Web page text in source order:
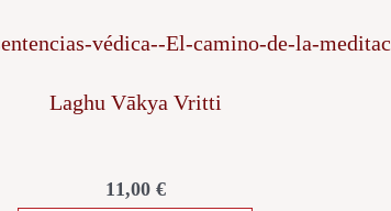
Laghu Vākya Vritti
11,00 €